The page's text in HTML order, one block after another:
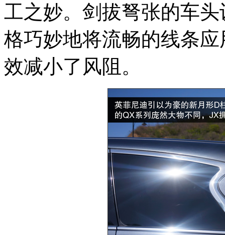
工之妙。剑拔弩张的车
格巧妙地将流畅的线条
效减小了风阻。